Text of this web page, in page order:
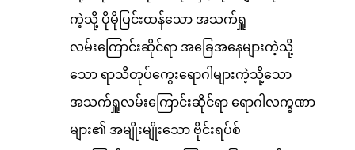
ကဲ့သို့ ပိုမိုပြင်းထန်သော အသက်ရှူ
လမ်းကြောင်းဆိုင်ရာ အခြေအနေများကဲ့သို့
သော ရာသီတုပ်ကွေးရောဂါများကဲ့သို့သော
အသက်ရှူလမ်းကြောင်းဆိုင်ရာ ရောဂါလက္ခဏာ
များ၏ အမျိုးမျိုးသော ဗိုင်းရပ်စ်